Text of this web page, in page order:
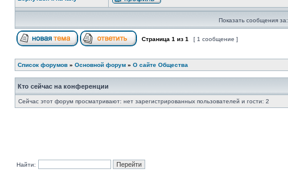
Показать сообщения за:
Страница 1 из 1 [ 1 сообщение ]
Список форумов » Основной форум » О сайте Общества
Кто сейчас на конференции
Сейчас этот форум просматривают: нет зарегистрированных пользователей и гости: 2
Найти: